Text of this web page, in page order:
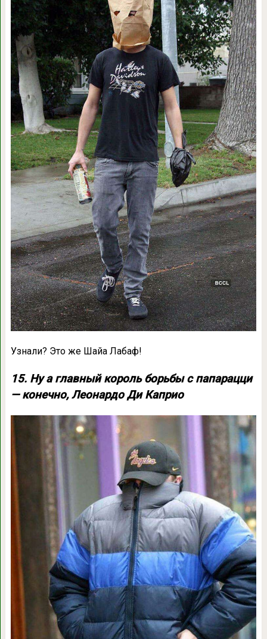
Узнали? Это же Шайа Лабаф!
15. Ну а главный король борьбы с папарацци
— конечно, Леонардо Ди Каприо